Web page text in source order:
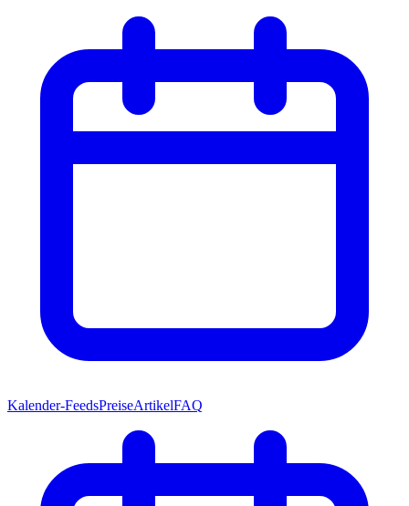
Kalender-FeedsPreiseArtikelFAQ